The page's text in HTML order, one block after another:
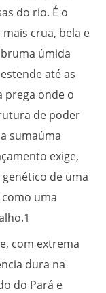
do rio. É o
crua, bela e
úmida
até as
prega onde o
de poder
sumaúma
exige,
de uma
uma
1
com extrema
dura na
do Pará e